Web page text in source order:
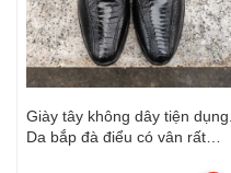
Giày tây không dây tiện dụng.
Da bắp đà điểu có vân rất